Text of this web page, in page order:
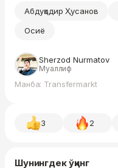
Абдуқодир Ҳусанов
Осиё
Sherzod Nurmatov
Муаллиф
Манба: Transfermarkt
3 2
Шунингдек ўқинг